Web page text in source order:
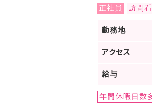
正社員 訪問
勤務地
アクセス
給与
年間休暇日数